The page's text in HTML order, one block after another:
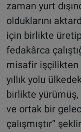
zaman yurt
olduklarını
için birlikte
fedakârca
misafir işçilikten
yıllık yolu
birlikte
ve ortak bir
çalışmıştır”